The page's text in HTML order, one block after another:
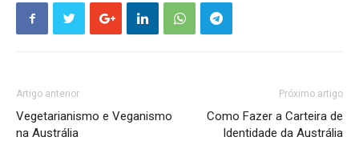
Artigo anterior
Vegetarianismo e Veganismo
na Austrália
Próximo artigo
Como Fazer a Carteira de
Identidade da Austrália